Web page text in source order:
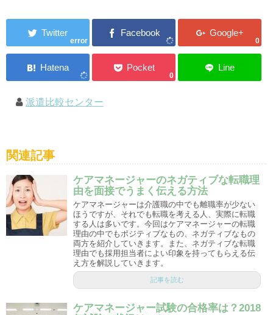
error 0
0
派遣比較センター
関連記事
ケアマネージャーのネガティブな転職理
由を面接でうまく伝える方法
ケアマネージャーは介護職の中でも離職率が少ない
ほうですが、それでも転職を考える人、実際に転職
する人は多いです。今回はケアマネージャーの転職
理由の中でもポジティブなもの、ネガティブなもの
両方を紹介していきます。また、ネガティブな転職
理由でも採用担当者によい印象を持ってもらえる伝
え方を解説していきます。
記事を読む
ケアマネージャー試験の合格率は？2018